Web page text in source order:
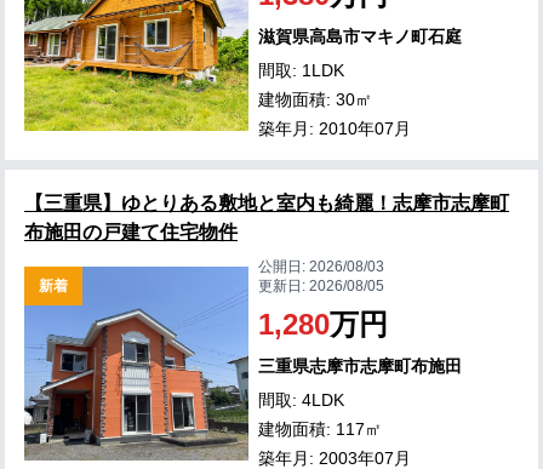
滋賀県高島市マキノ町石庭
間取: 1LDK
建物面積: 30㎡
築年月: 2010年07月
【三重県】ゆとりある敷地と室内も綺麗！志摩市志摩町
布施田の戸建て住宅物件
新着
公開日:2026/08/03
更新日:2026/08/05
1,280万円
三重県志摩市志摩町布施田
間取: 4LDK
建物面積: 117㎡
築年月: 2003年07月